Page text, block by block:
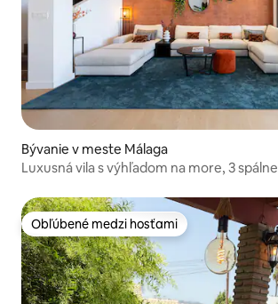
Bývanie v meste Málaga
Luxusná vila s výhľadom na more, 3 spálne
Obľúbené medzi hosťami
Obľúbené medzi hosťami